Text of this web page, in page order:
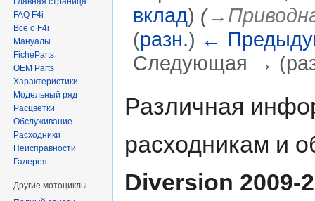
вклад) (
(разн.) ←
Следующая →
Различная
расходникам и
Diversion 2009-
FAQ F4i
Всё о F4i
Мануалы
FicheParts
OEM Parts
Характеристики
Модельный ряд
Расцветки
Обслуживание
Расходники
Неисправности
Галерея
Другие мотоциклы